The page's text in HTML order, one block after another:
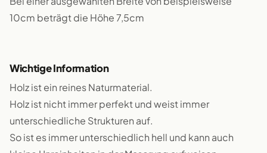
10cm beträgt die Höhe 7,5cm
Wichtige Information
Holz ist ein reines Naturmaterial.
Holz ist nicht immer perfekt und weist immer
unterschiedliche Strukturen auf.
So ist es immer unterschiedlich hell und kann auch